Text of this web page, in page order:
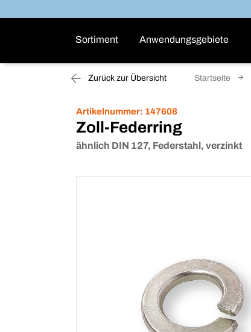
Sortiment Anwendungsgebiete
Zurück zur Übersicht Startseite
Artikelnummer: 147608
Zoll-Federring
ähnlich DIN 127, Federstahl, verzinkt